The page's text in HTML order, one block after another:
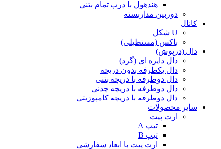
هندهول با درب تمام بتنی
دوربین مداربسته
کانال
U شکل
باکس (مستطیلی)
دال (درپوش)
دال دایره ای (گرد)
دال یکطرفه بدون دریچه
دال دوطرفه با دریچه بتنی
دال دوطرفه با دریچه چدنی
دال دوطرفه با دریچه کامپوزیتی
سایر محصولات
ارت پیت
تیپ A
تیپ B
ارت پیت با ابعاد سفارشی